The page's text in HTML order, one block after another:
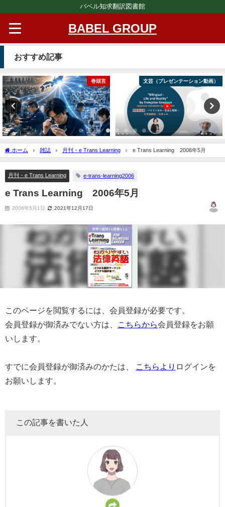
バベル知求翻訳図書館
BABEL GROUP
おすすめ記事
巻頭言 文芸（プレゼンテーション動画）
ホーム 雑誌 月刊・e Trans Learning e Trans Learning 2006年5月
月刊・e Trans Learning e-trans-learning2006
e Trans Learning 2006年5月
2006年5月1日 2021年12月17日
このページを閲覧するには、会員登録が必要です。
会員登録が御済みでない方は、
こちらから会員登録をお願
いします。
すでに会員登録が御済みのかたは、 こちらより ログインを
お願いします。
この記事を書いた人